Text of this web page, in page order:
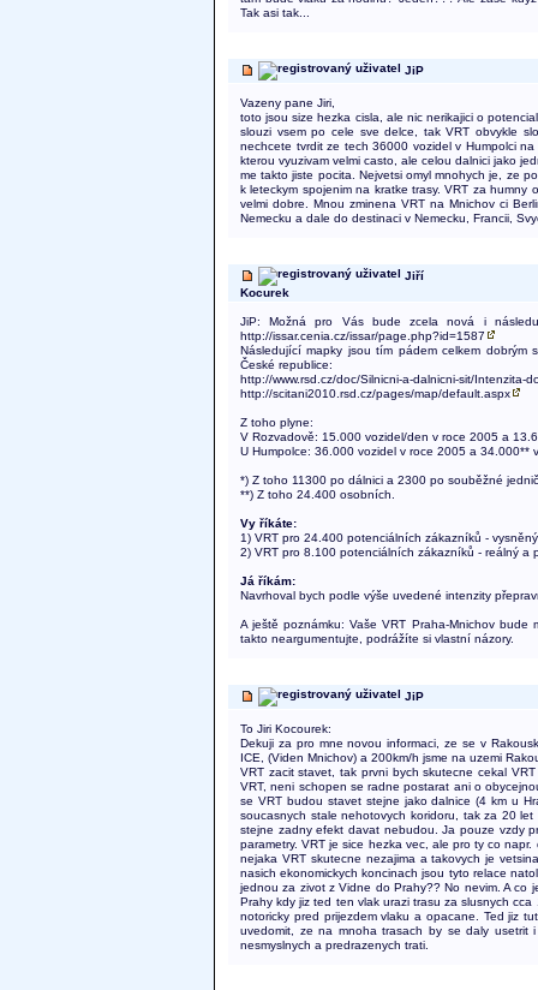
Tak asi tak...
JiP
Vazeny pane Jiri,
toto jsou size hezka cisla, ale nic nerikajici o
slouzi vsem po cele sve delce, tak VRT obvykle
nechcete tvrdit ze tech 36000 vozidel v Humpolci
kterou vyuzivam velmi casto, ale celou dalnici jako
me takto jiste pocita. Nejvetsi omyl mnohych je, ze
k leteckym spojenim na kratke trasy. VRT za
velmi dobre. Mnou zminena VRT na Mnichov ci
Nemecku a dale do destinaci v Nemecku, Francii,
Jiří
Kocurek
JiP: Možná pro Vás bude zcela nová i
http://issar.cenia.cz/issar/page.php?id=1587
Následující mapky jsou tím pádem celkem
České republice:
http://www.rsd.cz/doc/Silnicni-a-dalnicni-sit/Intenzita-
http://scitani2010.rsd.cz/pages/map/default.aspx
Z toho plyne:
V Rozvadově: 15.000 vozidel/den v roce 2005 a
U Humpolce: 36.000 vozidel v roce 2005 a 34.000**
*) Z toho 11300 po dálnici a 2300 po souběžné
**) Z toho 24.400 osobních.
Vy říkáte:
1) VRT pro 24.400 potenciálních zákazníků -
2) VRT pro 8.100 potenciálních zákazníků - reálný a
Já říkám:
Navrhoval bych podle výše uvedené intenzity
A ještě poznámku: Vaše VRT Praha-Mnichov
takto neargumentujte, podrážíte si vlastní názory.
JiP
To Jiri Kocourek:
Dekuji za pro mne novou informaci, ze se v
ICE, (Viden Mnichov) a 200km/h jsme na uzemi
VRT zacit stavet, tak prvni bych skutecne cekal
VRT, neni schopen se radne postarat ani o
se VRT budou stavet stejne jako dalnice (4 km u
soucasnych stale nehotovych koridoru, tak za 20
stejne zadny efekt davat nebudou. Ja pouze vzdy
parametry. VRT je sice hezka vec, ale pro ty co
nejaka VRT skutecne nezajima a takovych je
nasich ekonomickych koncinach jsou tyto relace
jednou za zivot z Vidne do Prahy?? No nevim. A co
Prahy kdy jiz ted ten vlak urazi trasu za slusnych
notoricky pred prijezdem vlaku a opacane. Ted jiz
uvedomit, ze na mnoha trasach by se daly usetrit
nesmyslnych a predrazenych trati.